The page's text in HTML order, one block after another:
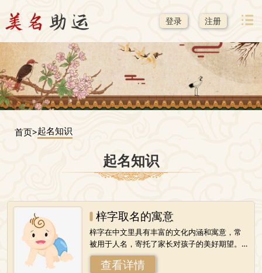
登录 注册
首页>起名知识
起名知识
梓字取名的寓意
梓字在中文里具有丰富的文化内涵和寓意，常
被用于人名，寄托了家长对孩子的美好期望。
以下是对“梓”字取名寓意的详细解析：1.尊贵与
高雅：“梓”在古代指一种高大的落叶
查看详情